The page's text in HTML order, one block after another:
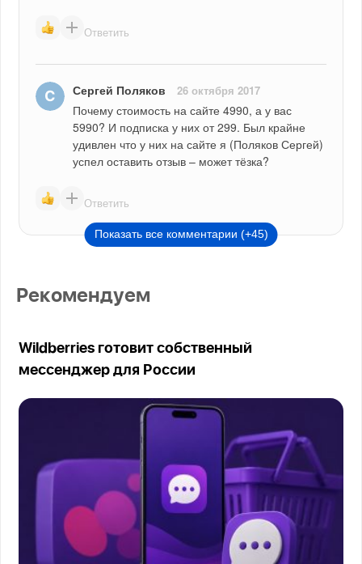
Ответить
Сергей Поляков 26 октября 2017
Почему стоимость на сайте 4990, а у вас
5990? И подписка у них от 299. Был крайне
удивлен что у них на сайте я (Поляков Сергей)
успел оставить отзыв – может тёзка?
Ответить
Показать все комментарии (+45)
Рекомендуем
Wildberries готовит собственный
мессенджер для России